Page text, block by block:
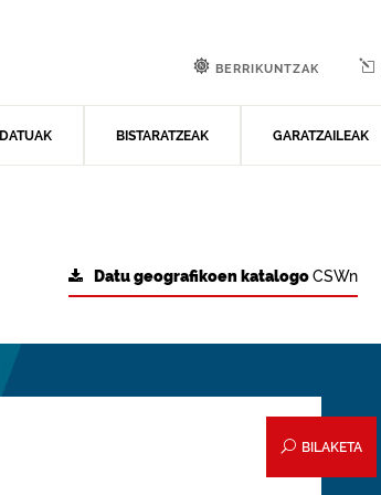
DATUAK BISTARATZEAK GARATZAILEAK
BERRIKUNTZAK
Datu geografikoen katalogoCSWn
BILAKETA